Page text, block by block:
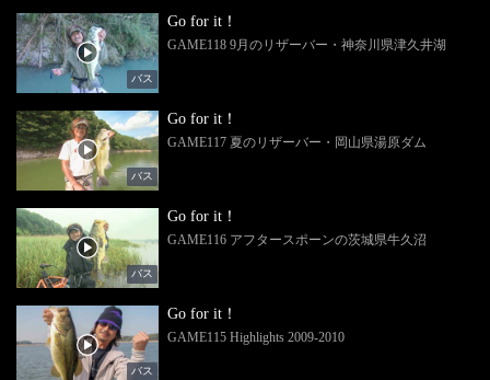
バス
Go for it！
GAME118 9月のリザーバー・神奈川県津久井湖
バス
Go for it！
GAME117 夏のリザーバー・岡山県湯原ダム
バス
Go for it！
GAME116 アフタースポーンの茨城県牛久沼
バス
Go for it！
GAME115 Highlights 2009-2010